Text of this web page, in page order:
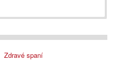
Zdravé spaní